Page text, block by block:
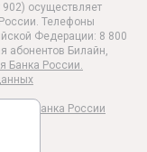
осуществляет
Телефоны
Федерации: 8 800
абонентов Билайн,
Банка России.
Банка России